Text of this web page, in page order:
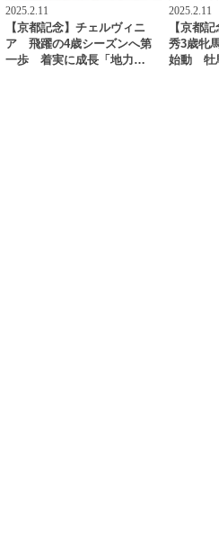
2025.2.11
【京都記念】チェルヴィニ
ア 飛躍の4歳シーズンへ第
一歩 着実に成長「地力…
2025.2.11
【京都
秀3歳牝
始動 牡